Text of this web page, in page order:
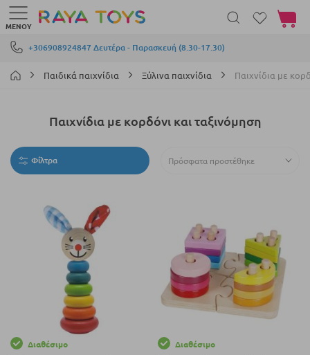
Μετάβαση στο περιεχόμενο
+306908924847 Δευτέρα - Παρασκευή (8.30-17.30)
ΜΕΝΟΎ
Το
Παιδικά παιχνίδια Ξύλινα παιχνίδια Παιχνίδια με
Παιχνίδια με κορδόνι και ταξινόμηση
Φίλτρα
Διαθέσιμο Διαθέσιμο